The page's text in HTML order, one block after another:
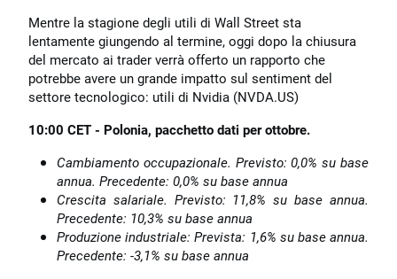
Mentre la stagione degli utili di Wall Street sta
lentamente giungendo al termine, oggi dopo la chiusura
del mercato ai trader verrà offerto un rapporto che
potrebbe avere un grande impatto sul sentiment del
settore tecnologico: utili di Nvidia (NVDA.US)
10:00 CET - Polonia, pacchetto dati per ottobre.
Cambiamento occupazionale. Previsto: 0,0% su base
annua. Precedente: 0,0% su base annua
Crescita salariale. Previsto: 11,8% su base annua.
Precedente: 10,3% su base annua
Produzione industriale: Prevista: 1,6% su base annua.
Precedente: -3,1% su base annua